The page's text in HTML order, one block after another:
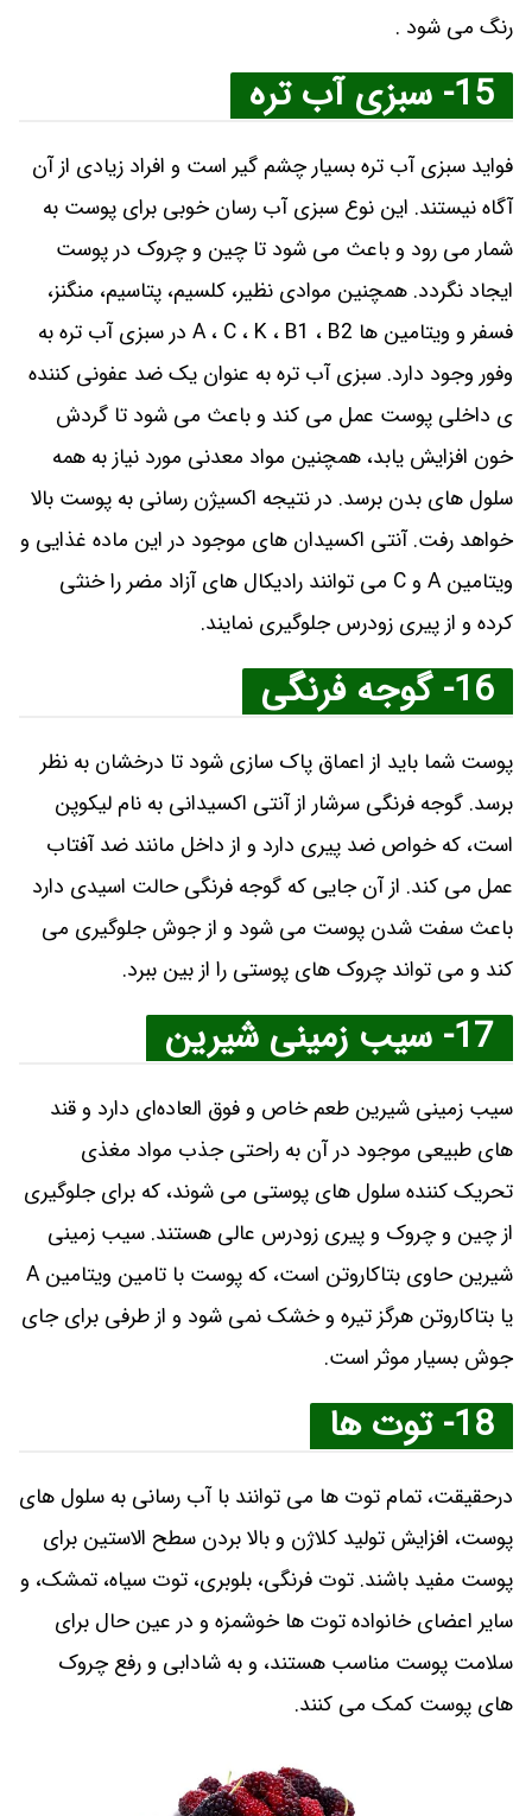
رنگ می شود .
15- سبزی آب تره
فواید سبزی آب تره بسیار چشم گیر است و افراد زیادی از آن
آگاه نیستند. این نوع سبزی آب رسان خوبی برای پوست به
شمار می رود و باعث می شود تا چین و چروک در پوست
ایجاد نگردد. همچنین موادی نظیر، کلسیم، پتاسیم، منگنز،
فسفر و ویتامین ها A ، C ، K ، B1 ، B2 در سبزی آب تره به
وفور وجود دارد. سبزی آب تره به عنوان یک ضد عفونی کننده
ی داخلی پوست عمل می کند و باعث می شود تا گردش
خون افزایش یابد، همچنین مواد معدنی مورد نیاز به همه
سلول های بدن برسد. در نتیجه اکسیژن رسانی به پوست بالا
خواهد رفت. آنتی اکسیدان های موجود در این ماده غذایی و
ویتامین A و C می توانند رادیکال های آزاد مضر را خنثی
کرده و از پیری زودرس جلوگیری نمایند.
16- گوجه فرنگی
پوست شما باید از اعماق پاک سازی شود تا درخشان به نظر
برسد. گوجه فرنگی سرشار از آنتی اکسیدانی به نام لیکوپن
است، که خواص ضد پیری دارد و از داخل مانند ضد آفتاب
عمل می کند. از آن جایی که گوجه فرنگی حالت اسیدی دارد
باعث سفت شدن پوست می شود و از جوش جلوگیری می
کند و می تواند چروک های پوستی را از بین ببرد.
17- سیب زمینی شیرین
سیب زمینی شیرین طعم خاص و فوق العاده‌ای دارد و قند
های طبیعی موجود در آن به راحتی جذب مواد مغذی
تحریک کننده سلول ‌های پوستی می ‌شوند، که برای جلوگیری
از چین و چروک و پیری زودرس عالی هستند. سیب زمینی
شیرین حاوی بتاکاروتن است، که پوست با تامین ویتامین A
یا بتاکاروتن هرگز تیره و خشک نمی شود و از طرفی برای جای
جوش بسیار موثر است.
18- توت ها
درحقیقت، تمام توت‌ ها می توانند با آب رسانی به سلول ‌های
پوست، افزایش تولید کلاژن و بالا بردن سطح الاستین برای
پوست مفید باشند. توت فرنگی، بلوبری، توت سیاه، تمشک، و
سایر اعضای خانواده توت‌ ها خوشمزه و در عین حال برای
سلامت پوست مناسب هستند، و به شادابی و رفع چروک
های پوست کمک می کنند.